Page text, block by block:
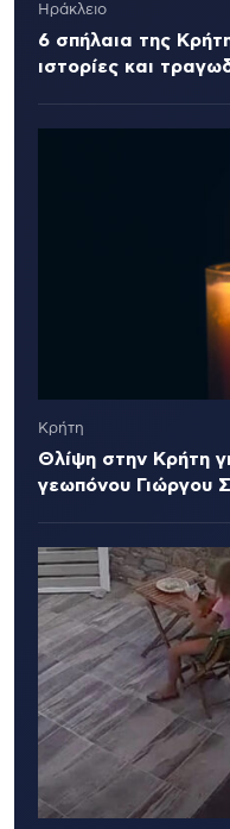
Ηράκλειο
6 σπήλαια της
ιστορίες και
Κρήτη
Θλίψη στην Κρήτη
γεωπόνου Γιώργου